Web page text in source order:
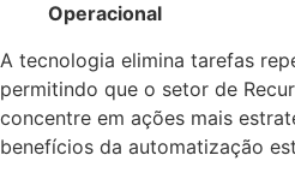
Operacional
A tecnologia elimina tarefas
permitindo que o setor de
concentre em ações mais
benefícios da automatização